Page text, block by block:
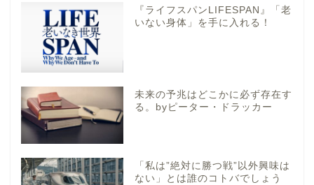
『ライフスパンLIFESPAN』「老
いない身体」を手に入れる！
未来の予兆はどこかに必ず存在す
る。byピーター・ドラッカー
「私は”絶対に勝つ戦”以外興味は
ない」とは誰のコトバでしょう